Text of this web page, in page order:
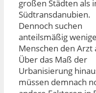
großen Städten als
Südtransdanubien.
Dennoch suchen
anteilsmäßig
Menschen den Arzt
Über das Maß der
Urbanisierung
müssen demnach